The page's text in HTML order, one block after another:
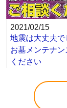
2021/02/15
地震は大丈夫で
お墓メンテナン
ください